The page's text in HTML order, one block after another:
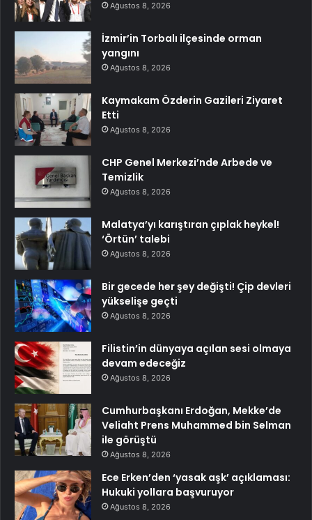
Ağustos 8, 2026
İzmir’in Torbalı ilçesinde orman
yangını
Ağustos 8, 2026
Kaymakam Özderin Gazileri Ziyaret
Etti
Ağustos 8, 2026
CHP Genel Merkezi’nde Arbede ve
Temizlik
Ağustos 8, 2026
Malatya’yı karıştıran çıplak heykel!
‘Örtün’ talebi
Ağustos 8, 2026
Bir gecede her şey değişti! Çip devleri
yükselişe geçti
Ağustos 8, 2026
Filistin’in dünyaya açılan sesi olmaya
devam edeceğiz
Ağustos 8, 2026
Cumhurbaşkanı Erdoğan, Mekke’de
Veliaht Prens Muhammed bin Selman
ile görüştü
Ağustos 8, 2026
Ece Erken’den ‘yasak aşk’ açıklaması:
Hukuki yollara başvuruyor
Ağustos 8, 2026